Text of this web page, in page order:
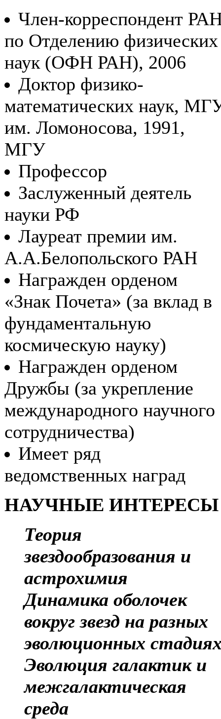
Член-корреспондент
по Отделению физических
наук (ОФН РАН), 2006
Доктор физико-
математических наук,
им. Ломоносова, 1991,
МГУ
Профессор
Заслуженный деятель
науки РФ
Лауреат премии им.
А.А.Белопольского РАН
Награжден орденом
«Знак Почета» (за вклад в
фундаментальную
космическую науку)
Награжден орденом
Дружбы (за укрепление
международного научного
сотрудничества)
Имеет ряд
ведомственных наград
НАУЧНЫЕ ИНТЕРЕСЫ
Теория
звездообразования и
астрохимия
Динамика оболочек
вокруг звезд на разных
эволюционных
Эволюция галактик и
межгалактическая
среда